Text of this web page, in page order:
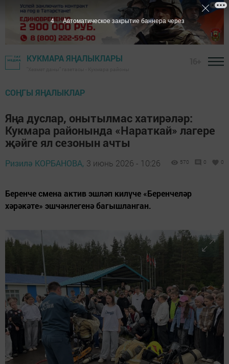
КУКМАРА ЯҢАЛЫКЛАРЫ
СОҢГЫ ЯҢАЛЫКЛАР
Яңа дуслар, онытылмас хатирәләр:
Кукмара районында «Нараткай» лагере
җәйге ял сезонын ачты
Ризилә КОРБАНОВА, 3 июнь 2026 - 10:26 570 0 0
Беренче смена актив эшләп килүче «Беренчеләр
хәрәкәте» эшчәнлегенә багышланган.
2 Автоматическое закрытие баннера через